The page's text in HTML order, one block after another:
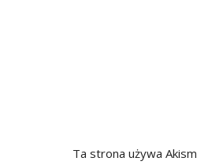
Ta strona używa